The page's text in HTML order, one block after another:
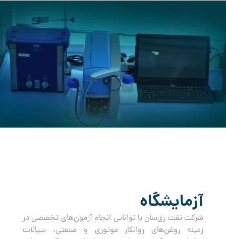
آزمایشگاه
شرکت نفت ری‌سان با توانایی انجام آزمون‌های تخصصی در
زمینه روغن‌های روانکار موتوری و صنعتی، سیالات